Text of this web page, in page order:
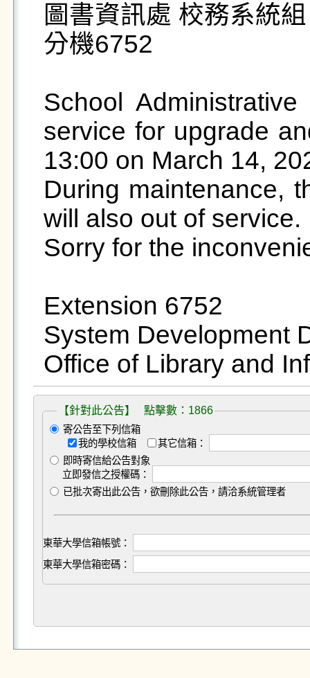
圖書資訊處 校務系統組
分機6752
School
service for upgrade
13:00 on March 14,
During maintenance,
will also out of
Sorry for the
Extension 6752
System Development
Office of Library and
【針對此公告】 點擊數：1866
寄公告至下列信箱
我的學校信箱
其它信箱：
即時寄信給公告對象
立即發信之授權碼：
已批次寄出此公告，欲刪除此公告，請洽系統管理者
東華大學信箱帳號：
東華大學信箱密碼：